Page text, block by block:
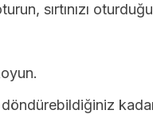
sırtınızı
döndürebildiğiniz